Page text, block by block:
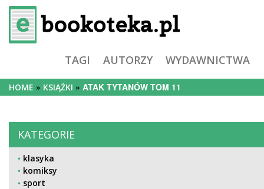
TAGI AUTORZY WYDAWNICTWA
HOME KSIĄŻKI ATAK TYTANÓW TOM 11
KATEGORIE
klasyka
komiksy
sport